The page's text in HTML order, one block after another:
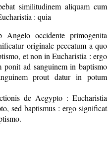
similitudinem aliquam cum
: quia
occidente primogenita
originale peccatum a quo
et non in Eucharistia : ergo
ad sanguinem in baptismo
prout datur in potum
de Aegypto : Eucharistia
sed baptismus : ergo significat